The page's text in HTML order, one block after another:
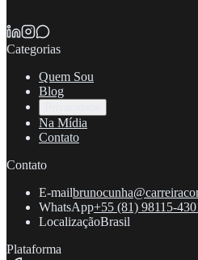
Categorias
Quem Sou
Blog
Na Mídia
Contato
Contato
E-mail
WhatsApp+55 (81) 98115-
LocalizaçãoBrasil
Plataforma